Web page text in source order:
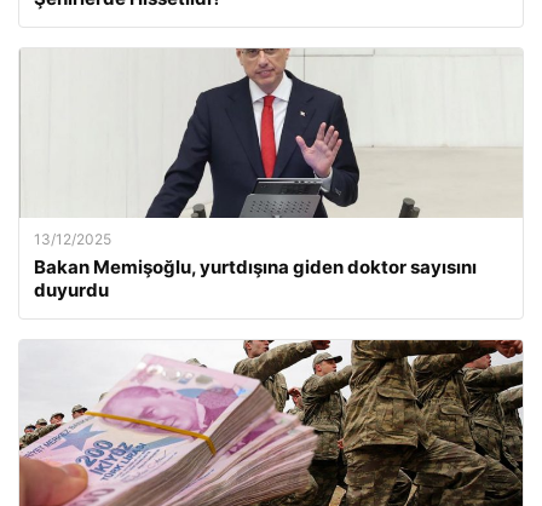
13/12/2025
Bakan Memişoğlu, yurtdışına giden doktor sayısını
duyurdu